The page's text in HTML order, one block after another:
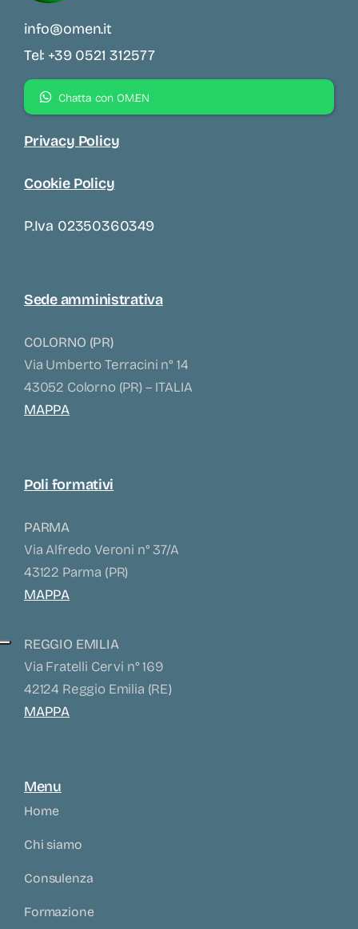
info@omen.it
Tel: +39 0521 312577
Chatta con OM.EN
Privacy Policy
Cookie Policy
P.iva 02350360349
Sede amministrativa
COLORNO (PR)
Via Umberto Terracini n° 14
43052 Colorno (PR) – ITALIA
MAPPA
Poli formativi
PARMA
Via Alfredo Veroni n° 37/A
43122 Parma (PR)
MAPPA
REGGIO EMILIA
Via Fratelli Cervi n° 169
42124 Reggio Emilia (RE)
MAPPA
Menu
Home
Chi siamo
Consulenza
Formazione